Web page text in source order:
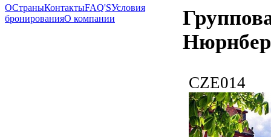
CZE014
ОСтраныКонтактыFAQ'SУсловия
бронированияО компании